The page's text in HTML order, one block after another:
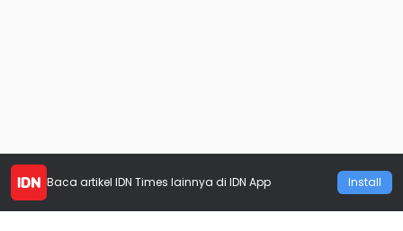
Baca artikel IDN Times lainnya di IDN App Install